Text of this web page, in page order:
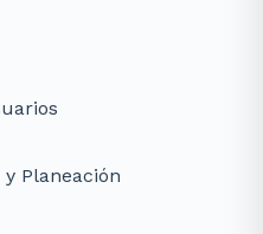
Planeación